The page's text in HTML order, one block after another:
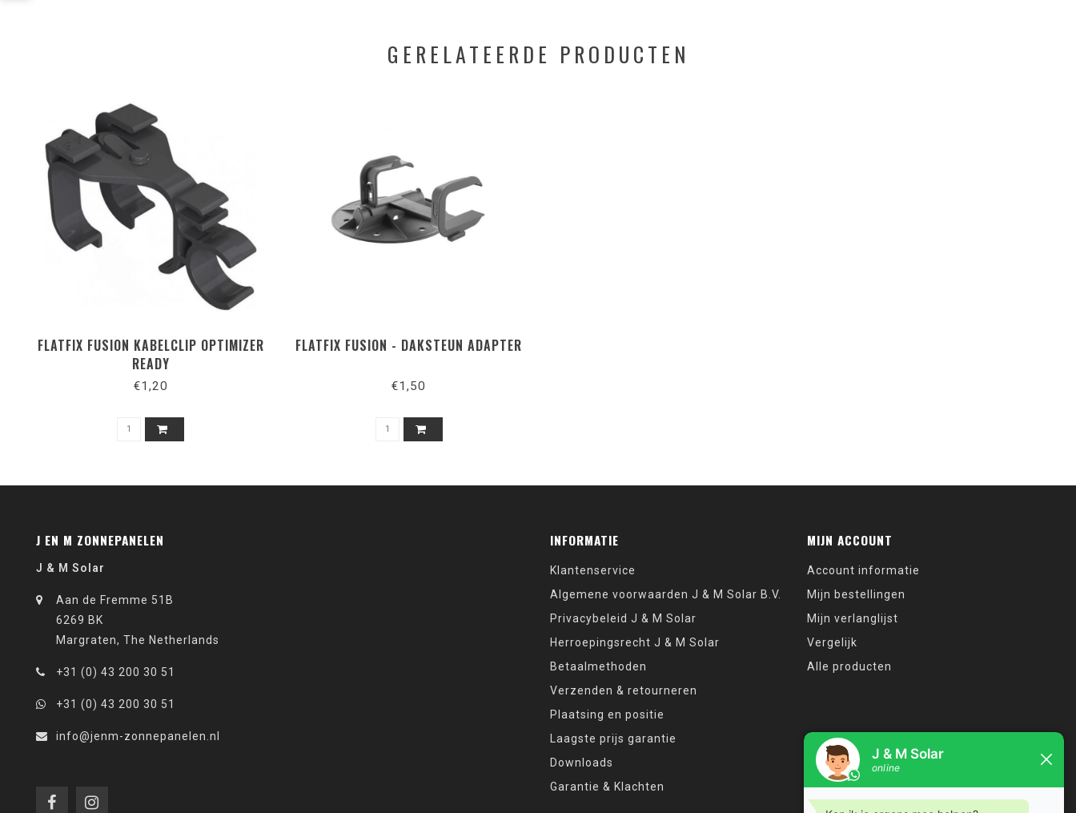
GERELATEERDE PRODUCTEN
FLATFIX FUSION KABELCLIP OPTIMIZER
READY
€1,20
FLATFIX FUSION - DAKSTEUN ADAPTER
€1,50
J EN M ZONNEPANELEN
J & M Solar
Aan de Fremme 51B
6269 BK
Margraten, The Netherlands
+31 (0) 43 200 30 51
+31 (0) 43 200 30 51
info@jenm-zonnepanelen.nl
INFORMATIE
Klantenservice
Algemene voorwaarden J & M Solar B.V.
Privacybeleid J & M Solar
Herroepingsrecht J & M Solar
Betaalmethoden
Verzenden & retourneren
Plaatsing en positie
Laagste prijs garantie
Downloads
Garantie & Klachten
MIJN ACCOUNT
Account informatie
Mijn bestellingen
Mijn verlanglijst
Vergelijk
Alle producten